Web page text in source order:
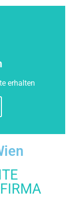
erhalten